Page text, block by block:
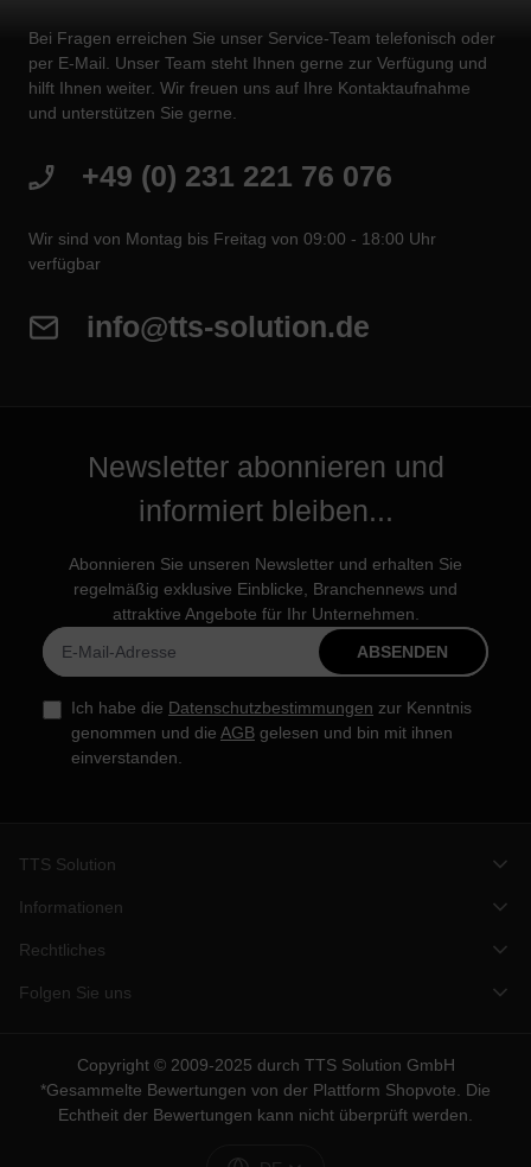
Bei Fragen erreichen Sie unser Service-Team telefonisch oder
per E-Mail. Unser Team steht Ihnen gerne zur Verfügung und
hilft Ihnen weiter. Wir freuen uns auf Ihre Kontaktaufnahme
und unterstützen Sie gerne.
+49 (0) 231 221 76 076
Wir sind von Montag bis Freitag von 09:00 - 18:00 Uhr
verfügbar
info@tts-solution.de
Newsletter abonnieren und
informiert bleiben...
Abonnieren Sie unseren Newsletter und erhalten Sie
regelmäßig exklusive Einblicke, Branchennews und
attraktive Angebote für Ihr Unternehmen.
ABSENDEN
Ich habe die Datenschutzbestimmungen zur Kenntnis
genommen und die AGB gelesen und bin mit ihnen
einverstanden.
TTS Solution
Informationen
Rechtliches
Folgen Sie uns
Copyright © 2009-2025 durch TTS Solution GmbH
*Gesammelte Bewertungen von der Plattform Shopvote. Die
Echtheit der Bewertungen kann nicht überprüft werden.